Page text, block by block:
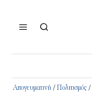
Απογευματινή / Πολιτισμός /